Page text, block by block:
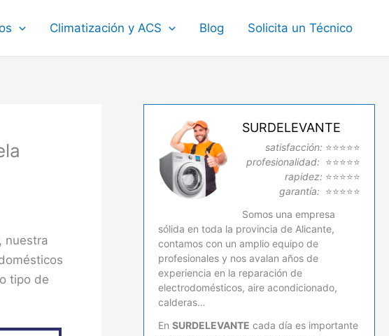
Climatización y ACS Blog Solicita un Técnico
nuestra
tipo de
SURDELEVANTE
satisfacción: ⭐⭐⭐⭐⭐
profesionalidad: ⭐⭐⭐⭐⭐
rapidez: ⭐⭐⭐⭐⭐
garantía: ⭐⭐⭐⭐⭐
Somos una empresa
sólida en toda la provincia de Alicante,
contamos con un amplio equipo de
profesionales y nos avalan años de
experiencia en la reparación de
electrodomésticos, aire acondicionado,
calderas…
En SURDELEVANTE cada día es importante